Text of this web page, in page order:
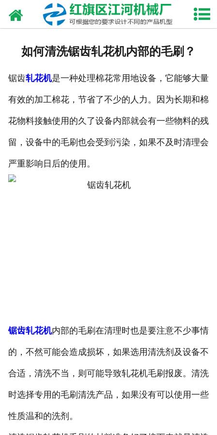
网站首页
资质荣誉
如何清洗锯齿轧花机内部的毛刷？
锯齿轧花机是一种处理棉花常用地设备，它能够大量
有效的加工棉花，节省了不少的人力。因为长期和棉
花物料接触使用的久了设备内部就会有一些物料的残
留，设备中的毛刷也会受到污染，如果不及时清理会
严重影响日后的使用。
锯齿轧花机内部的毛刷在清理时也是要注意不少事情
的，不然可能会造成损坏，如果选用清洗剂及设备不
合适，清洗不当，则可能导致轧花机毛刷报废。清洗
时选择专用的毛刷清洗产品，如果没有可以使用一些
性质温和的洗剂。